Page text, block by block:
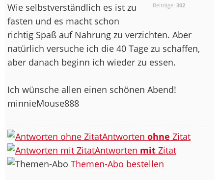
Beiträge:302
Wie selbstverständlich es ist zu
fasten und es macht schon
richtig Spaß auf Nahrung zu verzichten. Aber
natürlich versuche ich die 40 Tage zu schaffen,
aber danach beginn ich wieder zu essen.
Ich wünsche allen einen schönen Abend!
minnieMouse888
Antworten ohne Zitat
Antworten mit Zitat
Themen-Abo bestellen